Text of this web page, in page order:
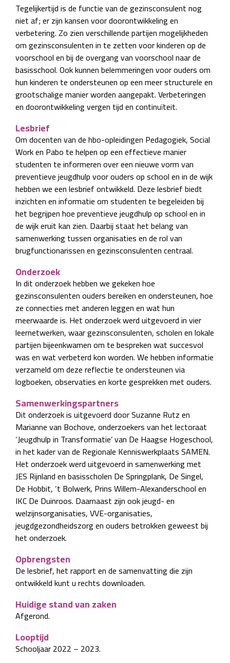
Tegelijkertijd is de functie van de gezinsconsulent nog
niet af; er zijn kansen voor doorontwikkeling en
verbetering. Zo zien verschillende partijen mogelijkheden
om gezinsconsulenten in te zetten voor kinderen op de
voorschool en bij de overgang van voorschool naar de
basisschool. Ook kunnen belemmeringen voor ouders om
hun kinderen te ondersteunen op een meer structurele en
grootschalige manier worden aangepakt. Verbeteringen
en doorontwikkeling vergen tijd en continuïteit.
Lesbrief
Om docenten van de hbo-opleidingen Pedagogiek, Social
Work en Pabo te helpen op een effectieve manier
studenten te informeren over een nieuwe vorm van
preventieve jeugdhulp voor ouders op school en in de wijk
hebben we een lesbrief ontwikkeld. Deze lesbrief biedt
inzichten en informatie om studenten te begeleiden bij
het begrijpen hoe preventieve jeugdhulp op school en in
de wijk eruit kan zien. Daarbij staat het belang van
samenwerking tussen organisaties en de rol van
brugfunctionarissen en gezinsconsulenten centraal.
Onderzoek
In dit onderzoek hebben we gekeken hoe
gezinsconsulenten ouders bereiken en ondersteunen, hoe
ze connecties met anderen leggen en wat hun
meerwaarde is. Het onderzoek werd uitgevoerd in vier
leernetwerken, waar gezinsconsulenten, scholen en lokale
partijen bijeenkwamen om te bespreken wat succesvol
was en wat verbeterd kon worden. We hebben informatie
verzameld om deze reflectie te ondersteunen via
logboeken, observaties en korte gesprekken met ouders.
Samenwerkingspartners
Dit onderzoek is uitgevoerd door Suzanne Rutz en
Marianne van Bochove, onderzoekers van het lectoraat
‘Jeugdhulp in Transformatie’ van De Haagse Hogeschool,
in het kader van de Regionale Kenniswerkplaats SAMEN.
Het onderzoek werd uitgevoerd in samenwerking met
JES Rijnland en basisscholen De Springplank, De Singel,
De Hobbit, ‘t Bolwerk, Prins Willem-Alexanderschool en
IKC De Duinroos. Daarnaast zijn ook jeugd- en
welzijnsorganisaties, VVE-organisaties,
jeugdgezondheidszorg en ouders betrokken geweest bij
het onderzoek.
Opbrengsten
De lesbrief, het rapport en de samenvatting die zijn
ontwikkeld kunt u rechts downloaden.
Huidige stand van zaken
Afgerond.
Looptijd
Schooljaar 2022 – 2023.